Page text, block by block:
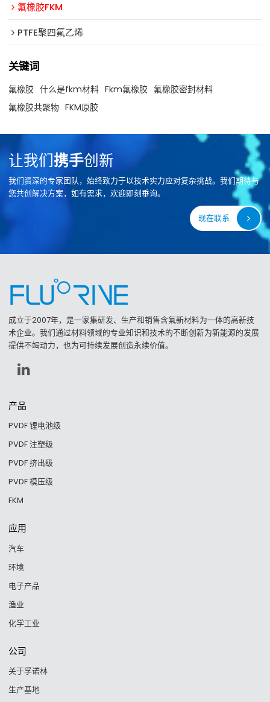
氟橡胶FKM
PTFE聚四氟乙烯
关键词
氟橡胶 什么是fkm材料 Fkm氟橡胶 氟橡胶密封材料
氟橡胶共聚物 FKM原胶
让我们携手创新
我们资深的专家团队，始终致力于以技术实力应对复杂挑战。我们期待与
您共创解决方案，如有需求，欢迎即刻垂询。
现在联系
成立于2007年，是一家集研发、生产和销售含氟新材料为一体的高新技
术企业。我们通过材料领域的专业知识和技术的不断创新为新能源的发展
提供不竭动力，也为可持续发展创造永续价值。
产品
PVDF 锂电池级
PVDF 注塑级
PVDF 挤出级
PVDF 模压级
FKM
应用
汽车
环境
电子产品
渔业
化学工业
公司
关于孚诺林
生产基地